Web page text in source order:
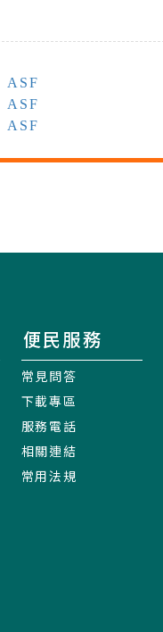
ASF
ASF
ASF
便民服務
常見問答
下載專區
服務電話
相關連結
常用法規